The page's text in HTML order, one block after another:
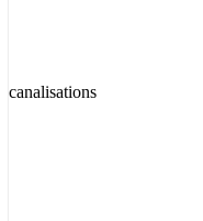
canalisations